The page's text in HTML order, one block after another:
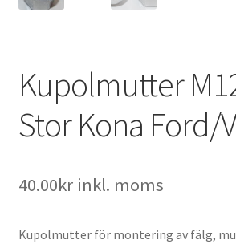
Kupolmutter
Stor Kona Ford/
40.00krinkl. moms
Kupolmutter för montering av fälg,